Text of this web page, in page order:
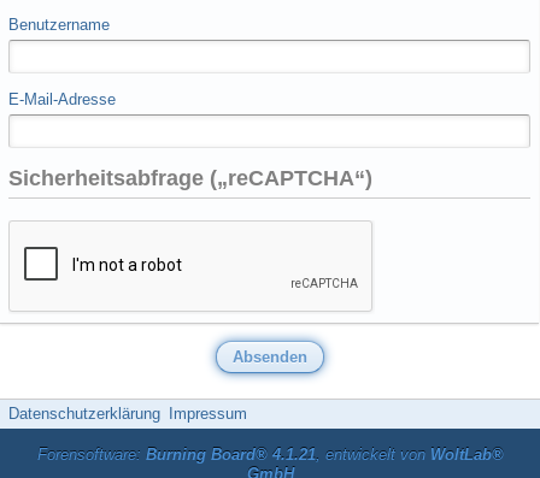
Benutzername
E-Mail-Adresse
Sicherheitsabfrage („reCAPTCHA“)
Datenschutzerklärung Impressum
Forensoftware: Burning Board® 4.1.21, entwickelt von WoltLab®
GmbH